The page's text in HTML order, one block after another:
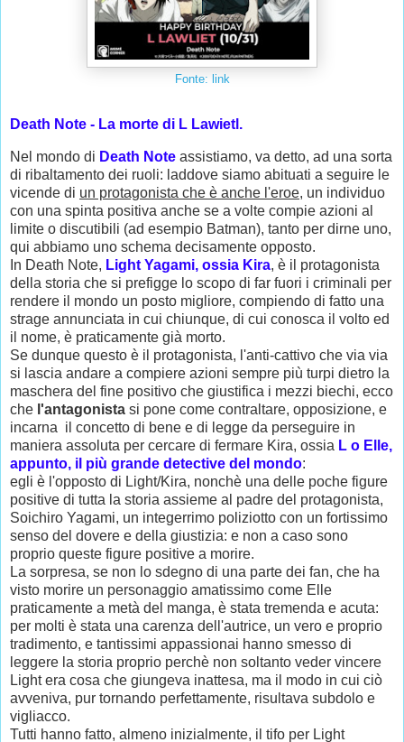
Fonte: link
Death Note - La morte di L Lawietl.
Nel mondo di Death Note assistiamo, va detto, ad una sorta
di ribaltamento dei ruoli: laddove siamo abituati a seguire le
vicende di un protagonista che è anche l'eroe, un individuo
con una spinta positiva anche se a volte compie azioni al
limite o discutibili (ad esempio Batman), tanto per dirne uno,
qui abbiamo uno schema decisamente opposto.
In Death Note, Light Yagami, ossia Kira, è il protagonista
della storia che si prefigge lo scopo di far fuori i criminali per
rendere il mondo un posto migliore, compiendo di fatto una
strage annunciata in cui chiunque, di cui conosca il volto ed
il nome, è praticamente già morto.
Se dunque questo è il protagonista, l'anti-cattivo che via via
si lascia andare a compiere azioni sempre più turpi dietro la
maschera del fine positivo che giustifica i mezzi biechi, ecco
che l'antagonista si pone come contraltare, opposizione, e
incarna il concetto di bene e di legge da perseguire in
maniera assoluta per cercare di fermare Kira, ossia L o Elle,
appunto, il più grande detective del mondo:
egli è l'opposto di Light/Kira, nonchè una delle poche figure
positive di tutta la storia assieme al padre del protagonista,
Soichiro Yagami, un integerrimo poliziotto con un fortissimo
senso del dovere e della giustizia: e non a caso sono
proprio queste figure positive a morire.
La sorpresa, se non lo sdegno di una parte dei fan, che ha
visto morire un personaggio amatissimo come Elle
praticamente a metà del manga, è stata tremenda e acuta:
per molti è stata una carenza dell'autrice, un vero e proprio
tradimento, e tantissimi appassionai hanno smesso di
leggere la storia proprio perchè non soltanto veder vincere
Light era cosa che giungeva inattesa, ma il modo in cui ciò
avveniva, pur tornando perfettamente, risultava subdolo e
vigliacco.
Tutti hanno fatto, almeno inizialmente, il tifo per Light